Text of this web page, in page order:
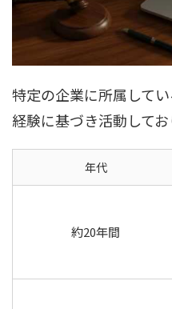
特定の企業に所属して
経験に基づき活動してお
年代
約20年間